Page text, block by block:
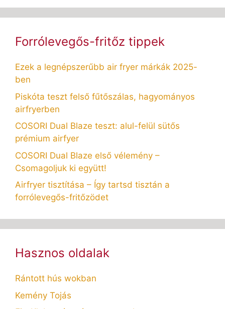
Forrólevegős-fritőz tippek
Ezek a legnépszerűbb air fryer márkák 2025-
ben
Piskóta teszt felső fűtőszálas, hagyományos
airfryerben
COSORI Dual Blaze teszt: alul-felül sütős
prémium airfyer
COSORI Dual Blaze első vélemény –
Csomagoljuk ki együtt!
Airfryer tisztítása – Így tartsd tisztán a
forrólevegős-fritőzödet
Hasznos oldalak
Rántott hús wokban
Kemény Tojás